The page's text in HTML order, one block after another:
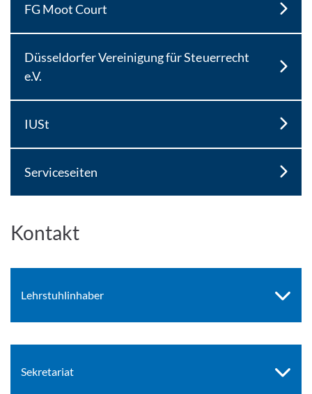
FG Moot Court
Düsseldorfer Vereinigung für Steuerrecht
e.V.
IUSt
Serviceseiten
Kontakt
Lehrstuhlinhaber
Sekretariat